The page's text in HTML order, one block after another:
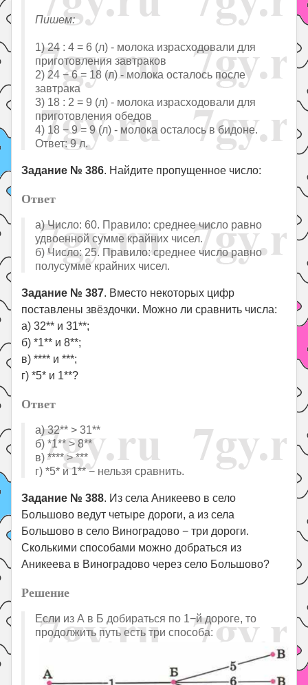
Пишем:
1) 24 : 4 = 6 (л) - молока израсходовали для
приготовления завтраков
2) 24 − 6 = 18 (л) - молока осталось после
завтрака
3) 18 : 2 = 9 (л) - молока израсходовали для
приготовления обедов
4) 18 − 9 = 9 (л) - молока осталось в бидоне.
Ответ: 9 л.
Задание № 386. Найдите пропущенное число:
Ответ
а) Число: 60. Правило: среднее число равно
удвоенной сумме крайних чисел.
б) Число: 25. Правило: среднее число равно
полусумме крайних чисел.
Задание № 387. Вместо некоторых цифр
поставлены звёздочки. Можно ли сравнить числа:
а) 32** и 31**;
б) *1** и 8**;
в) **** и ***;
г) *5* и 1**?
Ответ
a) 32** > 31**
б) *1** > 8**
в) **** > ***
г) *5* и 1** − нельзя сравнить.
Задание № 388. Из села Аникеево в село
Большово ведут четыре дороги, а из села
Большово в село Виноградово − три дороги.
Сколькими способами можно добраться из
Аникеева в Виноградово через село Большово?
Решение
Если из А в Б добираться по 1−й дороге, то
продолжить путь есть три способа: